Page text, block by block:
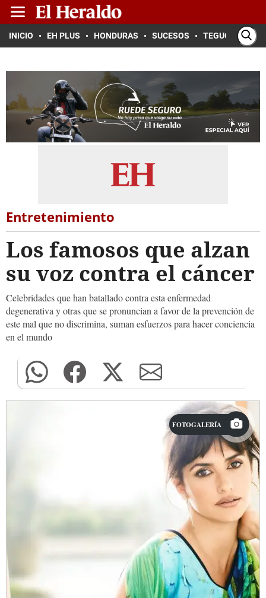
INICIO EH PLUS HONDURAS SUCESOS TEGUCIGALPA
Entretenimiento
Los famosos que alzan
su voz contra el cáncer
Celebridades que han batallado contra esta enfermedad
degenerativa y otras que se pronuncian a favor de la prevención de
este mal que no discrimina, suman esfuerzos para hacer conciencia
en el mundo
FOTOGALERÍA